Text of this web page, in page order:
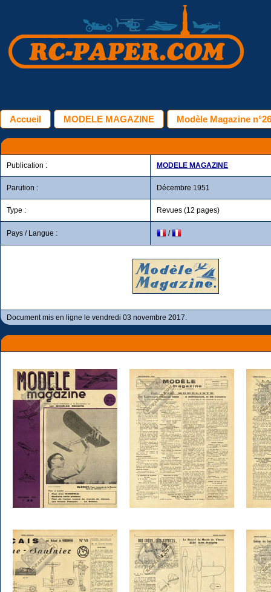
Accueil MODELE MAGAZINE Modèle Magazine
Publication : MODELE MAGAZINE
Parution : Décembre 1951
Type : Revues (12 pages)
Pays / Langue : /
Document mis en ligne le vendredi 03 novembre 2017.